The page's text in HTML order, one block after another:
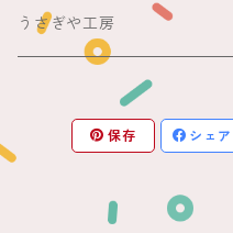
銘仙
夏帯
木綿・麻
うさぎや工房
保存 シェア